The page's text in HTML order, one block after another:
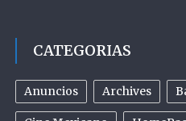
CATEGORIAS
Anuncios Archives